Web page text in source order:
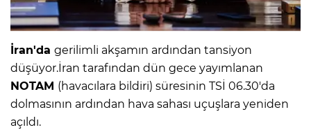
İran'da gerilimli akşamın ardından tansiyon
düşüyor.İran tarafından dün gece yayımlanan
NOTAM (havacılara bildiri) süresinin TSİ 06.30'da
dolmasının ardından hava sahası uçuşlara yeniden
açıldı.